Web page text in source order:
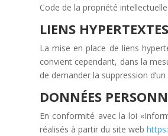
Code de la propriété intellectuelle.
LIENS HYPERTEXTES
La mise en place de liens
convient cependant, dans la
de demander la suppression
DONNÉES
En conformité avec la loi
réalisés à partir du site web